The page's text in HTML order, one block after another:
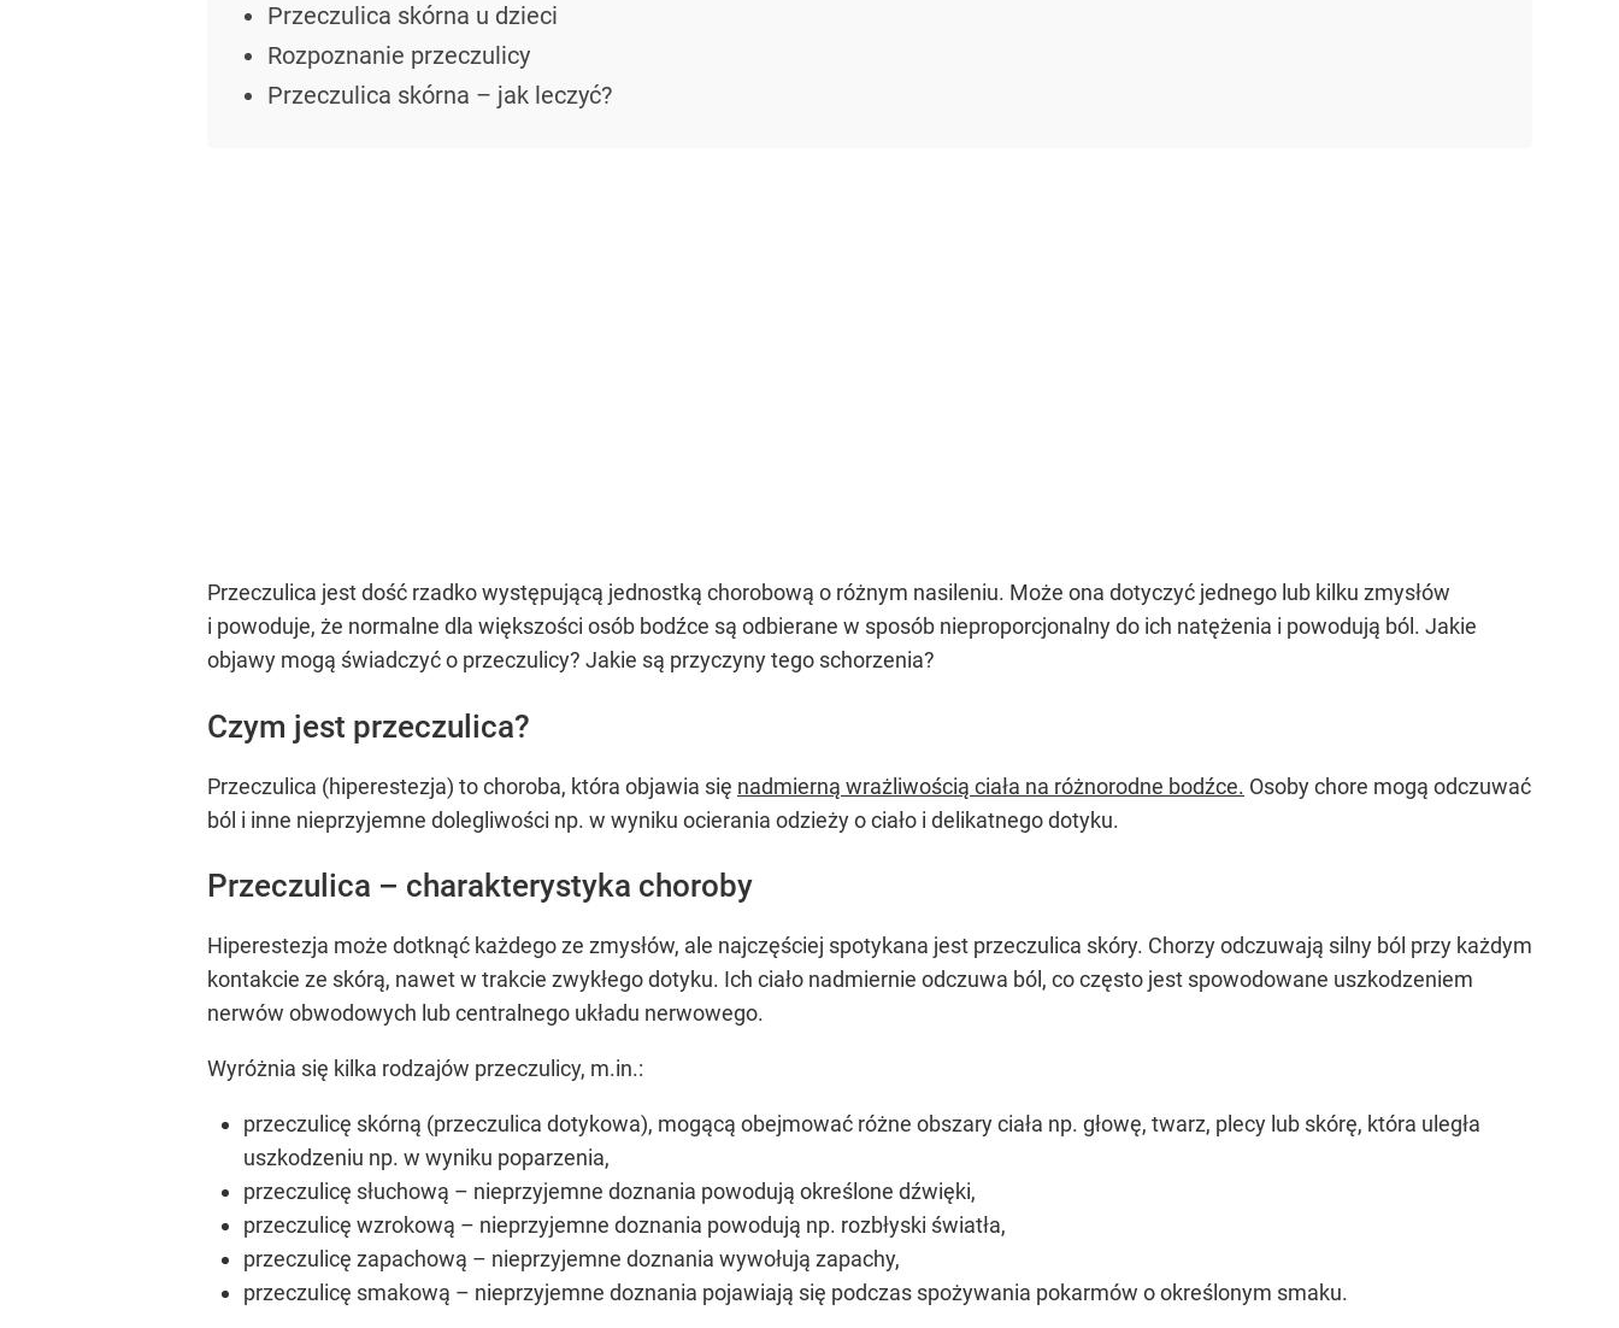
Przeczulica skórna u dzieci
Rozpoznanie przeczulicy
Przeczulica skórna – jak leczyć?
Przeczulica jest dość rzadko występującą jednostką chorobową o różnym nasileniu. Może ona dotyczyć jednego lub kilku zmysłów
i powoduje, że normalne dla większości osób bodźce są odbierane w sposób nieproporcjonalny do ich natężenia i powodują ból. Jakie
objawy mogą świadczyć o przeczulicy? Jakie są przyczyny tego schorzenia?
Czym jest przeczulica?
Przeczulica (hiperestezja) to choroba, która objawia się nadmierną wrażliwością ciała na różnorodne bodźce. Osoby chore mogą odczuwać
ból i inne nieprzyjemne dolegliwości np. w wyniku ocierania odzieży o ciało i delikatnego dotyku.
Przeczulica – charakterystyka choroby
Hiperestezja może dotknąć każdego ze zmysłów, ale najczęściej spotykana jest przeczulica skóry. Chorzy odczuwają silny ból przy każdym
kontakcie ze skórą, nawet w trakcie zwykłego dotyku. Ich ciało nadmiernie odczuwa ból, co często jest spowodowane uszkodzeniem
nerwów obwodowych lub centralnego układu nerwowego.
Wyróżnia się kilka rodzajów przeczulicy, m.in.:
przeczulicę skórną (przeczulica dotykowa), mogącą obejmować różne obszary ciała np. głowę, twarz, plecy lub skórę, która uległa
uszkodzeniu np. w wyniku poparzenia,
przeczulicę słuchową – nieprzyjemne doznania powodują określone dźwięki,
przeczulicę wzrokową – nieprzyjemne doznania powodują np. rozbłyski światła,
przeczulicę zapachową – nieprzyjemne doznania wywołują zapachy,
przeczulicę smakową – nieprzyjemne doznania pojawiają się podczas spożywania pokarmów o określonym smaku.